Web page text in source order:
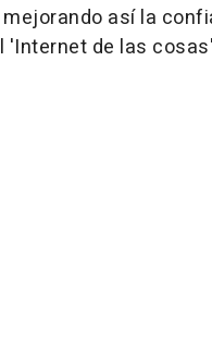
así la
'Internet de las